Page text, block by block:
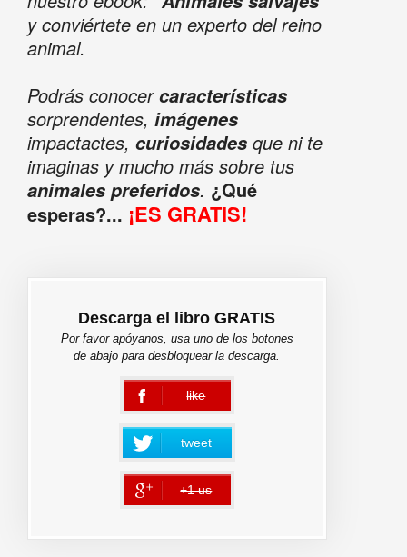
y conviértete en un experto del reino
animal.
Podrás conocercaracterísticas
sorprendentes, imágenes
impactactes, curiosidadesque ni te
imaginas y mucho más sobre tus
animales preferidos. ¿Qué
esperas?... ¡ES GRATIS!
Descarga el libro GRATIS
Por favor apóyanos, usa uno de los botones
de abajo para desbloquear la descarga.
like
error
tweet
+1 us
error